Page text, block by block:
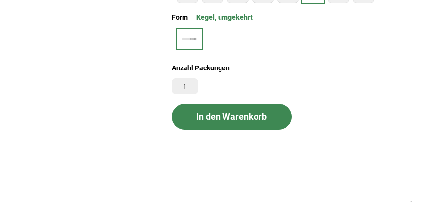
Form Kegel, umgekehrt
Anzahl Packungen
In den Warenkorb